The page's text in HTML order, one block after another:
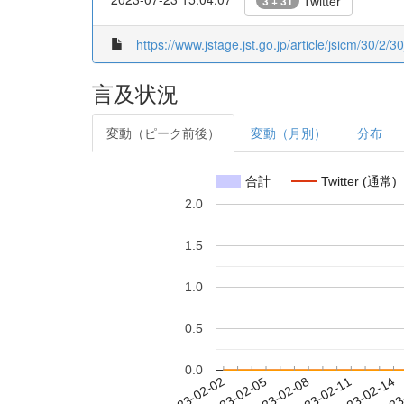
https://www.jstage.jst.go.jp/article/jsicm/30/2/
言及状況
変動（ピーク前後） 変動（月別） 分布
合計 Twitter (通常)
0.0
0.5
1.0
1.5
2.0